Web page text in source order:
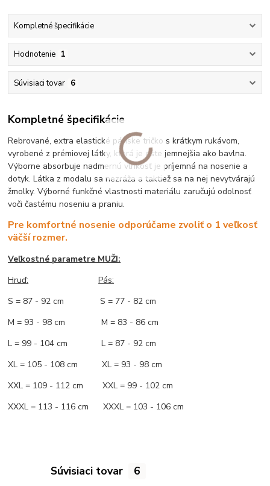
Kompletné špecifikácie
Hodnotenie 1
Súvisiaci tovar 6
Kompletné špecifikácie
Rebrované, extra elastické pánske tričko s krátkym rukávom,
vyrobené z prémiovej látky, ktorá je ešte jemnejšia ako bavlna.
Výborne absorbuje nadmernú vlhkosť je príjemná na nosenie a
dotyk. Látka z modalu sa nezráža a taktiež sa na nej nevytvárajú
žmolky. Výborné funkčné vlastnosti materiálu zaručujú odolnosť
voči častému noseniu a praniu.
Pre komfortné nosenie odporúčame zvoliť o 1 veľkosť
väčší rozmer.
Veľkostné parametre MUŽI:
Hruď:
Pás:
S = 87 - 92 cm S = 77 - 82 cm
M = 93 - 98 cm M = 83 - 86 cm
L = 99 - 104 cm L = 87 - 92 cm
XL = 105 - 108 cm XL = 93 - 98 cm
XXL = 109 - 112 cm XXL = 99 - 102 cm
XXXL = 113 - 116 cm XXXL = 103 - 106 cm
Súvisiaci tovar 6